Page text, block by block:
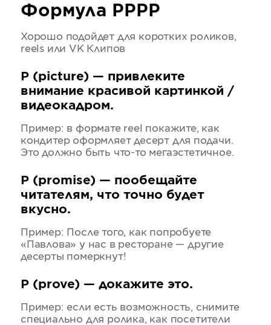
Формула PPPP
Хорошо подойдет для коротких роликов,
reels или VK Клипов
P (picture) — привлеките
внимание красивой картинкой /
видеокадром.
Пример: в формате reel покажите, как
кондитер оформляет десерт для подачи.
Это должно быть что-то мегаэстетичное.
P (promise) — пообещайте
читателям, что точно будет
вкусно.
Пример: После того, как попробуете
«Павлова» у нас в ресторане — другие
десерты померкнут!
P (prove) — докажите это.
Пример: если есть возможность, снимите
специально для ролика, как посетители